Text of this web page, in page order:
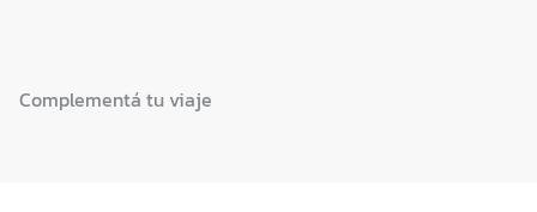
Complementá tu viaje